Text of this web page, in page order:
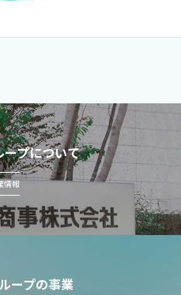
プについて
情報
ープの事業